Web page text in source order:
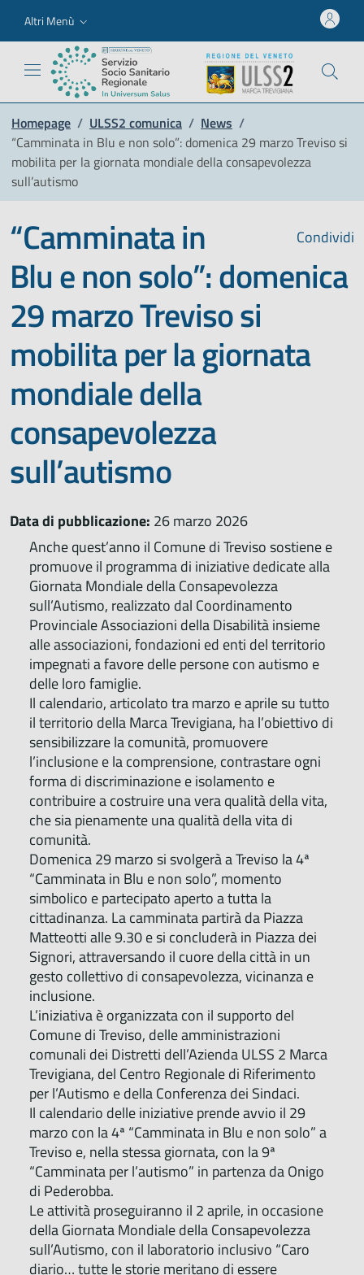
Altri Menù
Homepage / ULSS2 comunica / News /
“Camminata in Blu e non solo”: domenica 29 marzo Treviso si
mobilita per la giornata mondiale della consapevolezza
sull’autismo
Condividi
“Camminata in
Blu e non solo”: domenica
29 marzo Treviso si
mobilita per la giornata
mondiale della
consapevolezza
sull’autismo
Data di pubblicazione: 26 marzo 2026
Anche quest’anno il Comune di Treviso sostiene e
promuove il programma di iniziative dedicate alla
Giornata Mondiale della Consapevolezza
sull’Autismo, realizzato dal Coordinamento
Provinciale Associazioni della Disabilità insieme
alle associazioni, fondazioni ed enti del territorio
impegnati a favore delle persone con autismo e
delle loro famiglie.
Il calendario, articolato tra marzo e aprile su tutto
il territorio della Marca Trevigiana, ha l’obiettivo di
sensibilizzare la comunità, promuovere
l’inclusione e la comprensione, contrastare ogni
forma di discriminazione e isolamento e
contribuire a costruire una vera qualità della vita,
che sia pienamente una qualità della vita di
comunità.
Domenica 29 marzo si svolgerà a Treviso la 4ª
“Camminata in Blu e non solo”, momento
simbolico e partecipato aperto a tutta la
cittadinanza. La camminata partirà da Piazza
Matteotti alle 9.30 e si concluderà in Piazza dei
Signori, attraversando il cuore della città in un
gesto collettivo di consapevolezza, vicinanza e
inclusione.
L’iniziativa è organizzata con il supporto del
Comune di Treviso, delle amministrazioni
comunali dei Distretti dell’Azienda ULSS 2 Marca
Trevigiana, del Centro Regionale di Riferimento
per l’Autismo e della Conferenza dei Sindaci.
Il calendario delle iniziative prende avvio il 29
marzo con la 4ª “Camminata in Blu e non solo” a
Treviso e, nella stessa giornata, con la 9ª
“Camminata per l’autismo” in partenza da Onigo
di Pederobba.
Le attività proseguiranno il 2 aprile, in occasione
della Giornata Mondiale della Consapevolezza
sull’Autismo, con il laboratorio inclusivo “Caro
diario… tutte le storie meritano di essere